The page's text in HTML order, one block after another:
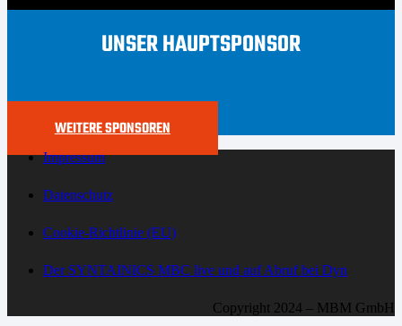
UNSER HAUPTSPONSOR
WEITERE SPONSOREN
Impressum
Datenschutz
Cookie-Richtlinie (EU)
Der SYNTAINICS MBC live und auf Abruf bei Dyn
Copyright 2024 – MBM GmbH